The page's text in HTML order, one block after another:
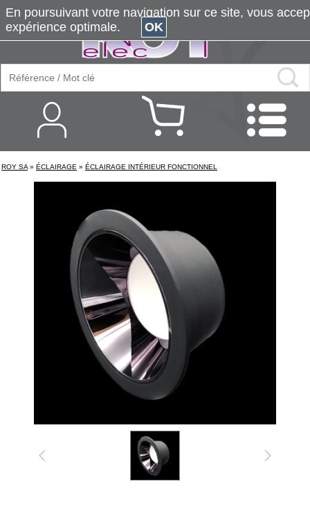
ROY SA » ÉCLAIRAGE » ÉCLAIRAGE INTÉRIEUR FONCTIONNEL
En poursuivant votre navigation sur ce site, vous
expérience optimale.
OK